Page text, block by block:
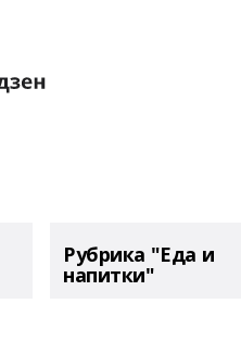
Рубрика "Еда и
напитки"